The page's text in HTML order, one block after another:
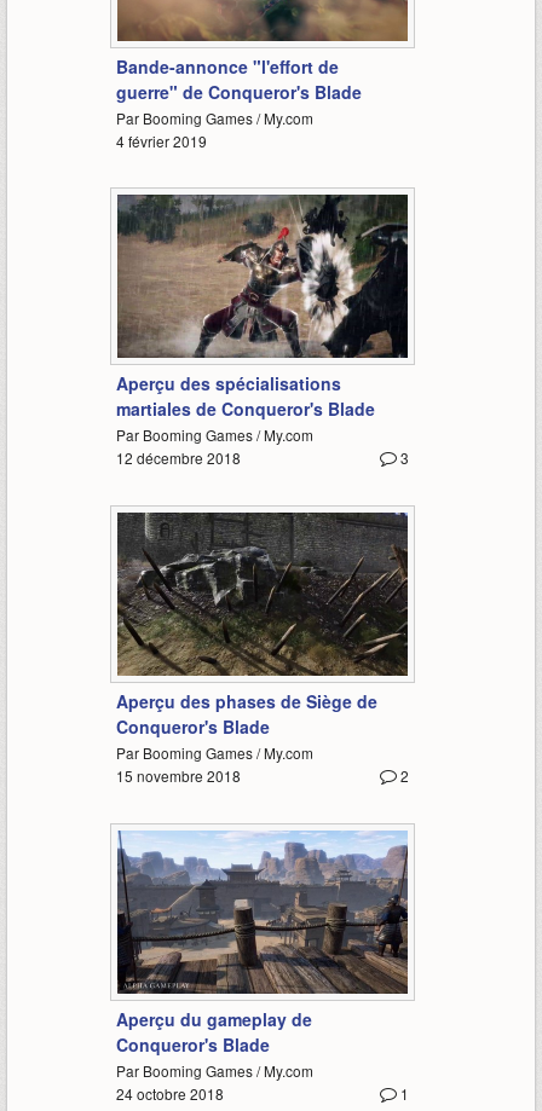
Bande-annonce "l'effort de
guerre" de Conqueror's Blade
Par Booming Games / My.com
4 février 2019
2:12
Aperçu des spécialisations
martiales de Conqueror's Blade
Par Booming Games / My.com
3
12 décembre 2018
3:44
Aperçu des phases de Siège de
Conqueror's Blade
Par Booming Games / My.com
2
15 novembre 2018
2:29
Aperçu du gameplay de
Conqueror's Blade
Par Booming Games / My.com
1
24 octobre 2018